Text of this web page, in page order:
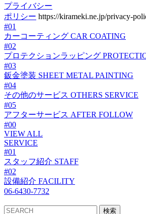
プライバシー
ポリシー https://kirameki.ne.jp/privacy-
#01
カーコーティング CAR COATING
#02
プロテクションラッピング
#03
鈑金塗装 SHEET METAL PAINTING
#04
その他のサービス OTHERS SERVICE
#05
アフターサービス AFTER FOLLOW
#00
VIEW ALL
SERVICE
#01
スタッフ紹介 STAFF
#02
設備紹介 FACILITY
06-6430-7732